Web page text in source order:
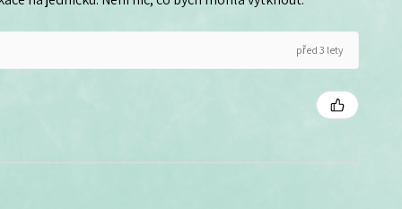
před 3 lety